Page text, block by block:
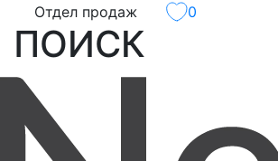
Отдел продаж
0
ПОИСК